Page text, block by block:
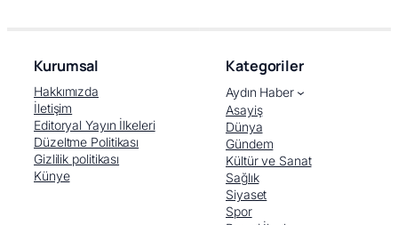
Kurumsal
Hakkımızda
İletişim
Editoryal Yayın İlkeleri
Düzeltme Politikası
Gizlilik politikası
Künye
Kategoriler
Aydın Haber
Asayiş
Dünya
Gündem
Kültür ve Sanat
Sağlık
Siyaset
Spor